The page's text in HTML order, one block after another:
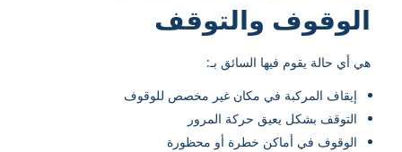
الوقوف والتوقف
هي أي حالة يقوم فيها السائق بـ:
إيقاف المركبة في مكان غير مخصص للوقوف
التوقف بشكل يعيق حركة المرور
الوقوف في أماكن خطرة أو محظورة